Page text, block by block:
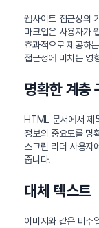
웹사이트 접근성의
마크업은 사용자가
효과적으로 제공하
접근성에 미치는 영
명확한 계층
HTML 문서에서 제
정보의 중요도를 명
스크린 리더 사용자
줍니다.
대체 텍스트
이미지와 같은 비주